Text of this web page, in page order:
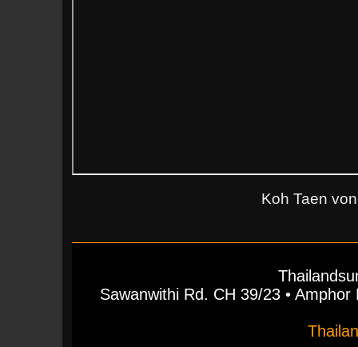
Koh Taen
Sawanwithi Rd. CH 39/23 •